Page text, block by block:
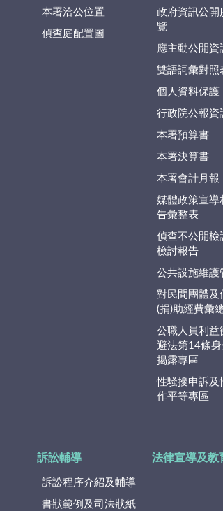
本署洽公位置
偵查庭配置圖
政府資訊公開
覽
應主動公開資
雙語詞彙對照
個人資料保護
行政院公報資
本署預算書
本署決算書
本署會計月報
媒體政策宣導
告彙整表
偵查不公開檢
檢討報告
公共設施維護
對民間團體及
(捐)助經費彙
公職人員利益
避法第14條
揭露專區
性騷擾申訴及
作平等專區
訴訟輔導
訴訟程序介紹及輔導
書狀範例及司法狀紙
法律宣導及教